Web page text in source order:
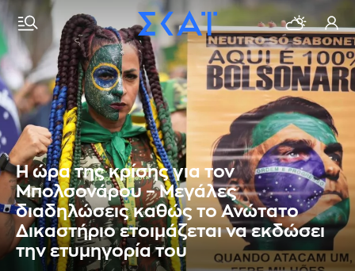
Η ώρα της κρίσης για τον
Μπολσονάρου – Μεγάλες
διαδηλώσεις καθώς το Ανώτατο
Δικαστήριο ετοιμάζεται να εκδώσει
την ετυμηγορία του